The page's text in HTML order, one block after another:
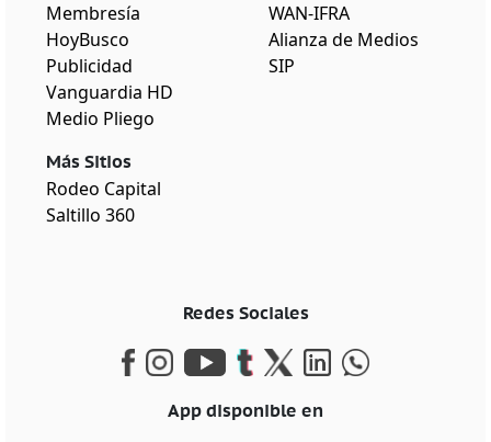
Membresía
HoyBusco
Publicidad
Vanguardia HD
Medio Pliego
Más Sitios
Rodeo Capital
Saltillo 360
WAN-IFRA
Alianza de Medios
SIP
Redes Sociales
App disponible en